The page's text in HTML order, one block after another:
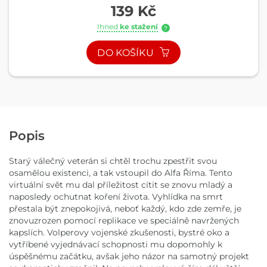
139 Kč
Ihned ke stažení ?
DO KOŠÍKU
Popis
Starý válečný veterán si chtěl trochu zpestřit svou
osamělou existenci, a tak vstoupil do Alfa Říma. Tento
virtuální svět mu dal příležitost cítit se znovu mladý a
naposledy ochutnat koření života. Vyhlídka na smrt
přestala být znepokojivá, neboť každý, kdo zde zemře, je
znovuzrozen pomocí replikace ve speciálně navržených
kapslích. Volperovy vojenské zkušenosti, bystré oko a
vytříbené vyjednávací schopnosti mu dopomohly k
úspěšnému začátku, avšak jeho názor na samotný projekt